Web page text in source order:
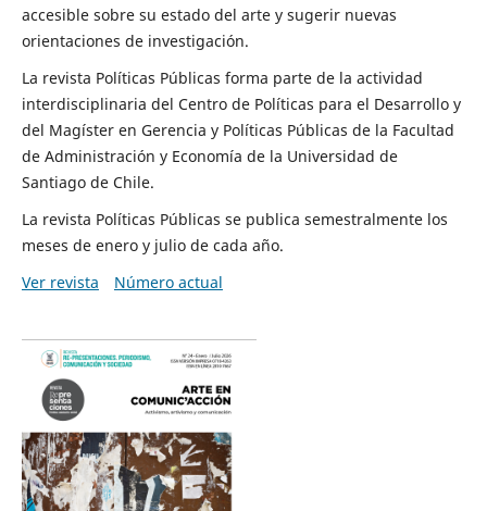
accesible sobre su estado del arte y sugerir nuevas
orientaciones de investigación.
La revista Políticas Públicas forma parte de la actividad
interdisciplinaria del Centro de Políticas para el Desarrollo y
del Magíster en Gerencia y Políticas Públicas de la Facultad
de Administración y Economía de la Universidad de
Santiago de Chile.
La revista Políticas Públicas se publica semestralmente los
meses de enero y julio de cada año.
Ver revista
Número actual